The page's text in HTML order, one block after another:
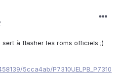
à flasher les roms officiels ;)
5cca4ab/P7310UELPB_P7310